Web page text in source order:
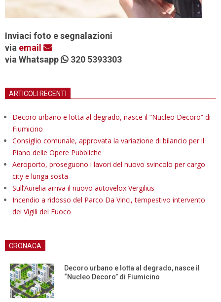
Inviaci foto e segnalazioni
via email
via Whatsapp
320 5393303
ARTICOLI RECENTI
Decoro urbano e lotta al degrado, nasce il “Nucleo Decoro” di
Fiumicino
Consiglio comunale, approvata la variazione di bilancio per il
Piano delle Opere Pubbliche
Aeroporto, proseguono i lavori del nuovo svincolo per cargo
city e lunga sosta
Sull’Aurelia arriva il nuovo autovelox Vergilius
Incendio a ridosso del Parco Da Vinci, tempestivo intervento
dei Vigili del Fuoco
CRONACA
Decoro urbano e lotta al degrado, nasce il
“Nucleo Decoro” di Fiumicino